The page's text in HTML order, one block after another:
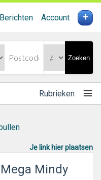
Berichten Account +
Zoeken
Rubrieken
Je link hier plaatsen
Mindy